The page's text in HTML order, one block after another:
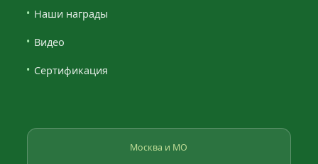
Наши награды
Видео
Сертификация
Москва и МО